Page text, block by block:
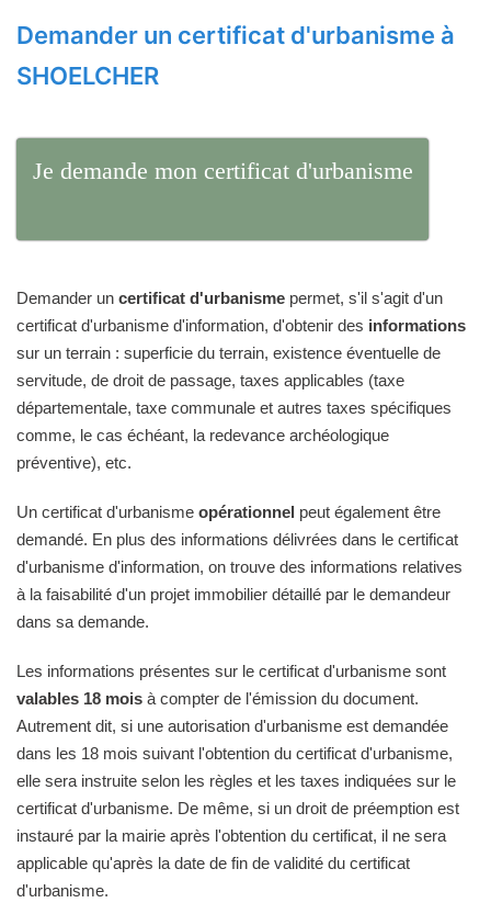
Demander un certificat d'urbanisme à
SHOELCHER
Je demande mon certificat d'urbanisme
Demander un certificat d'urbanisme permet, s'il s'agit d'un
certificat d'urbanisme d'information, d'obtenir des informations
sur un terrain : superficie du terrain, existence éventuelle de
servitude, de droit de passage, taxes applicables (taxe
départementale, taxe communale et autres taxes spécifiques
comme, le cas échéant, la redevance archéologique
préventive), etc.
Un certificat d'urbanisme opérationnel peut également être
demandé. En plus des informations délivrées dans le certificat
d'urbanisme d'information, on trouve des informations relatives
à la faisabilité d'un projet immobilier détaillé par le demandeur
dans sa demande.
Les informations présentes sur le certificat d'urbanisme sont
valables 18 mois à compter de l'émission du document.
Autrement dit, si une autorisation d'urbanisme est demandée
dans les 18 mois suivant l'obtention du certificat d'urbanisme,
elle sera instruite selon les règles et les taxes indiquées sur le
certificat d'urbanisme. De même, si un droit de préemption est
instauré par la mairie après l'obtention du certificat, il ne sera
applicable qu'après la date de fin de validité du certificat
d'urbanisme.